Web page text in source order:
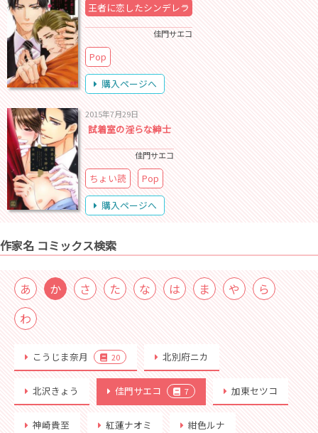
王者に恋したシンデレラ
佳門サエコ
Pop
購入ページへ
2015年7月29日
試着室の淫らな紳士
佳門サエコ
ちょい読
Pop
購入ページへ
作家名 コミックス検索
あ か さ た な は ま や
ら
わ
こうじま奈月 20 北別府ニカ
北沢きょう 佳門サエコ 7 加東セツコ
神崎貴至 紅蓮ナオミ 紺色ルナ